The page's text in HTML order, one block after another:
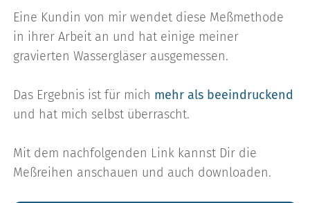
Eine Kundin von mir wendet diese Meßmethode
in ihrer Arbeit an und hat einige meiner
gravierten Wassergläser ausgemessen.
Das Ergebnis ist für mich mehr als beeindruckend
und hat mich selbst überrascht.
Mit dem nachfolgenden Link kannst Dir die
Meßreihen anschauen und auch downloaden.